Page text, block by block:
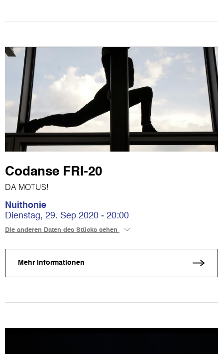
Codanse FRI-20
DA MOTUS!
Nuithonie
Dienstag, 29. Sep 2020 - 20:00
Die anderen Daten des Stücks sehen
Mehr Informationen